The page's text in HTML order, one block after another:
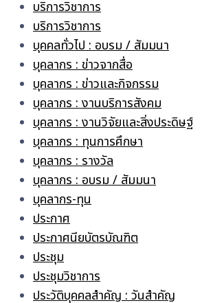
บริการวิชาการ
บริการวิชาการ
บุคคลทั่วไป : อบรม / สัมมนา
บุคลากร : ข่าวจากสื่อ
บุคลากร : ข่าวและกิจกรรม
บุคลากร : งานบริการสังคม
บุคลากร : งานวิจัยและสิ่งประดิษฐ์
บุคลากร : ทุนการศึกษา
บุคลากร : รางวัล
บุคลากร : อบรม / สัมมนา
บุคลากร-ทุน
ประกาศ
ประกาศนียบัตรบัณฑิต
ประชุม
ประชุมวิชาการ
ประวัติบุคคลสำคัญ : วันสำคัญ